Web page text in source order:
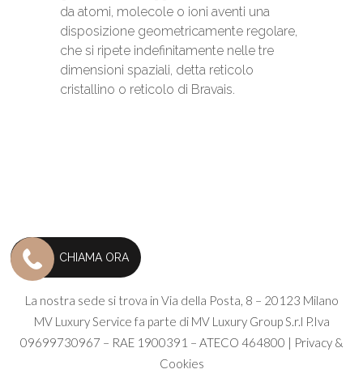
da atomi, molecole o ioni aventi una
disposizione geometricamente regolare,
che si ripete indefinitamente nelle tre
dimensioni spaziali, detta reticolo
cristallino o reticolo di Bravais.
La nostra sede si trova in Via della Posta, 8 – 20123 Milano
MV Luxury Service fa parte di MV Luxury Group S.r.l P.Iva
09699730967 – RAE 1900391 – ATECO 464800 | Privacy &
Cookies
CHIAMA ORA